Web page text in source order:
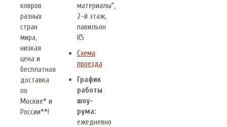
ковров
разных
стран
мира,
низкая
цена и
бесплатная
доставка
по
Москве* и
России**!
материалы",
2-й этаж,
павильон
К5
Схема
проезда
График
работы
шоу-
рума:
ежедневно